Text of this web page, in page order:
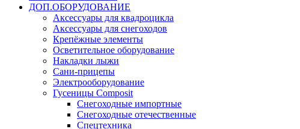
ДОП.ОБОРУДОВАНИЕ
Аксессуары для квадроцикла
Аксессуары для снегоходов
Крепёжные элементы
Осветительное оборудование
Накладки лыжи
Сани-прицепы
Электрооборудование
Гусеницы Composit
Снегоходные импортные
Снегоходные отечественные
Спецтехника